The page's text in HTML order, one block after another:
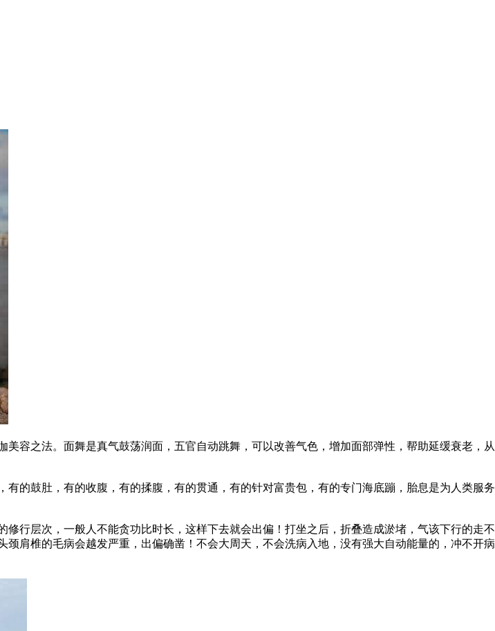
之法。面舞是真气鼓荡润面，五官自动跳舞，可以改善气色，增加面部弹性，帮助延缓衰老，从
鼓肚，有的收腹，有的揉腹，有的贯通，有的针对富贵包，有的专门海底蹦，胎息是为人类服务
层次，一般人不能贪功比时长，这样下去就会出偏！打坐之后，折叠造成淤堵，气该下行的走不
肩椎的毛病会越发严重，出偏确凿！不会大周天，不会洗病入地，没有强大自动能量的，冲不开病